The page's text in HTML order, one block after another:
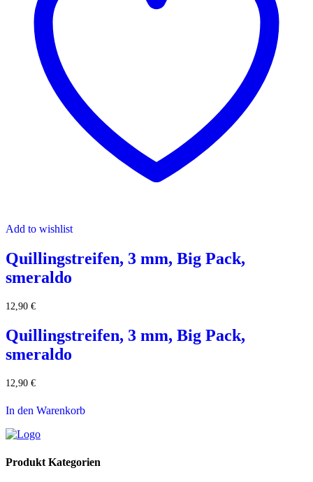
Add to wishlist
Quillingstreifen, 3 mm, Big Pack,
smeraldo
12,90 €
Quillingstreifen, 3 mm, Big Pack,
smeraldo
12,90 €
In den Warenkorb
Produkt Kategorien